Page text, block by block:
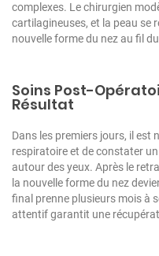
complexes. Le chirurgien
cartilagineuses, et la peau se
nouvelle forme du nez au fil
Soins Post-
Résultat
Dans les premiers jours, il est
respiratoire et de constater
autour des yeux. Après le
la nouvelle forme du nez
final prenne plusieurs mois à
attentif garantit une